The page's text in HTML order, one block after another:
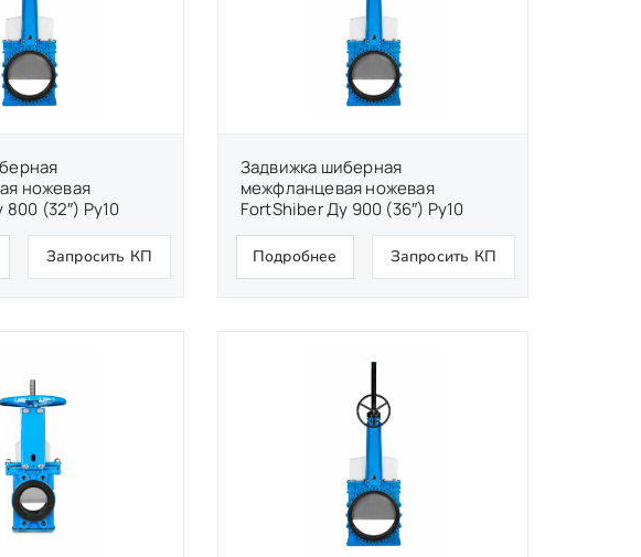
ножевая
(32″) Ру10
Запросить КП
Задвижка шиберная
межфланцевая ножевая
FortShiber Ду 900 (36″) Ру10
Подробнее Запросить КП